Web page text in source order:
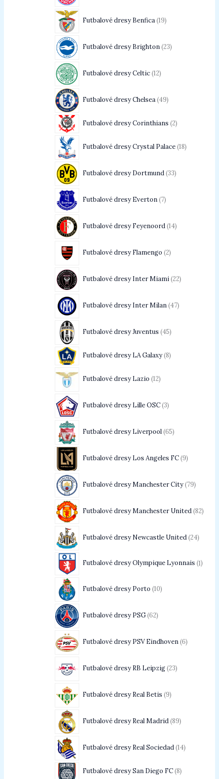
Futbalové dresy Benfica 19
Futbalové dresy Brighton 23
Futbalové dresy Celtic 12
Futbalové dresy Chelsea 49
Futbalové dresy Corinthians 2
Futbalové dresy Crystal Palace 18
Futbalové dresy Dortmund 33
Futbalové dresy Everton 7
Futbalové dresy Feyenoord 14
Futbalové dresy Flamengo 2
Futbalové dresy Inter Miami 22
Futbalové dresy Inter Milan 47
Futbalové dresy Juventus 45
Futbalové dresy LA Galaxy 8
Futbalové dresy Lazio 12
Futbalové dresy Lille OSC 3
Futbalové dresy Liverpool 65
Futbalové dresy Los Angeles FC 9
Futbalové dresy Manchester City 79
Futbalové dresy Manchester United 82
Futbalové dresy Newcastle United 24
Futbalové dresy Olympique Lyonnais 1
Futbalové dresy Porto 10
Futbalové dresy PSG 62
Futbalové dresy PSV Eindhoven 6
Futbalové dresy RB Leipzig 23
Futbalové dresy Real Betis 9
Futbalové dresy Real Madrid 89
Futbalové dresy Real Sociedad 14
Futbalové dresy San Diego FC 8